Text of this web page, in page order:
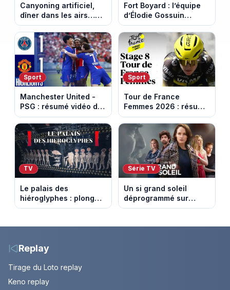
Canyoning artificiel,
dîner dans les airs…
les loisirs les plus fous
passés au crible dans
Capital
Fort Boyard : l’équipe
d’Élodie Gossuin
termine avec une belle
somme pour l'Unicef et
le Refuge
Sport
Manchester United -
PSG : résumé vidéo du
match amical du 8 août
2026
Sport
Tour de France
Femmes 2026 : résumé
vidéo de la 9e étape
entre Sisteron et Nice
TV
Le palais des
hiéroglyphes : plongez
dans la tombe
les archéologues
Série TV
Un si grand soleil
déprogrammé sur
France 3 : cinq
diffusés le 13 août
Replay
Tirage du Loto replay
Keno replay